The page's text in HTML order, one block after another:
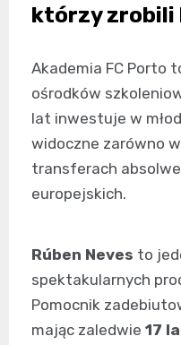
którzy zrobili
Akademia FC Porto
ośrodków
lat inwestuje w
widoczne zarówno
transferach
europejskich.
Rúben Neves to
spektakularnych
Pomocnik
mając zaledwie 17